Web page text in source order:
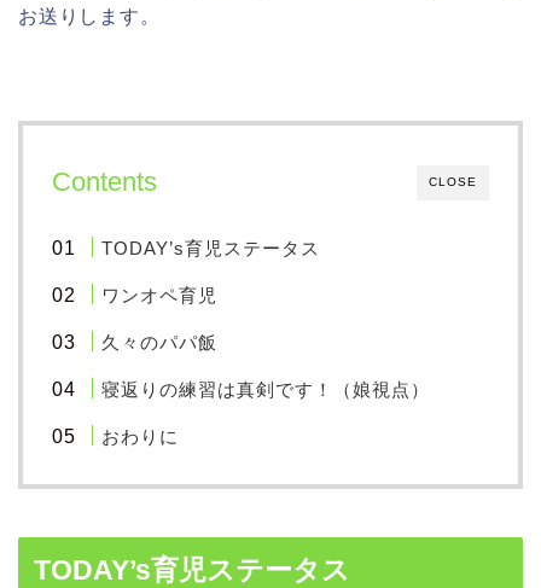
お送りします。
CLOSE
Contents
TODAY’s育児ステータス
ワンオペ育児
久々のパパ飯
寝返りの練習は真剣です！（娘視点）
おわりに
TODAY’s育児ステータス